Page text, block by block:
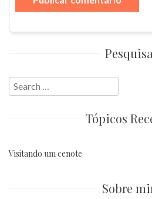
Search
for:
Tópicos
Visitando um cenote
Sobre